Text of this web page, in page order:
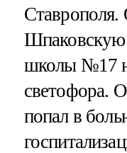
Ставрополя.
Шпаковскую
школы №17
светофора.
попал в